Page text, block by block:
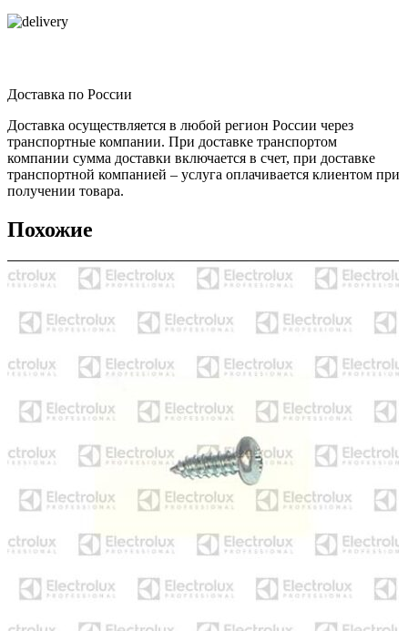
Доставка по России
Доставка осуществляется в любой регион России через
транспортные компании. При доставке транспортом
компании сумма доставки включается в счет, при доставке
транспортной компанией – услуга оплачивается клиентом при
получении товара.
Похожие